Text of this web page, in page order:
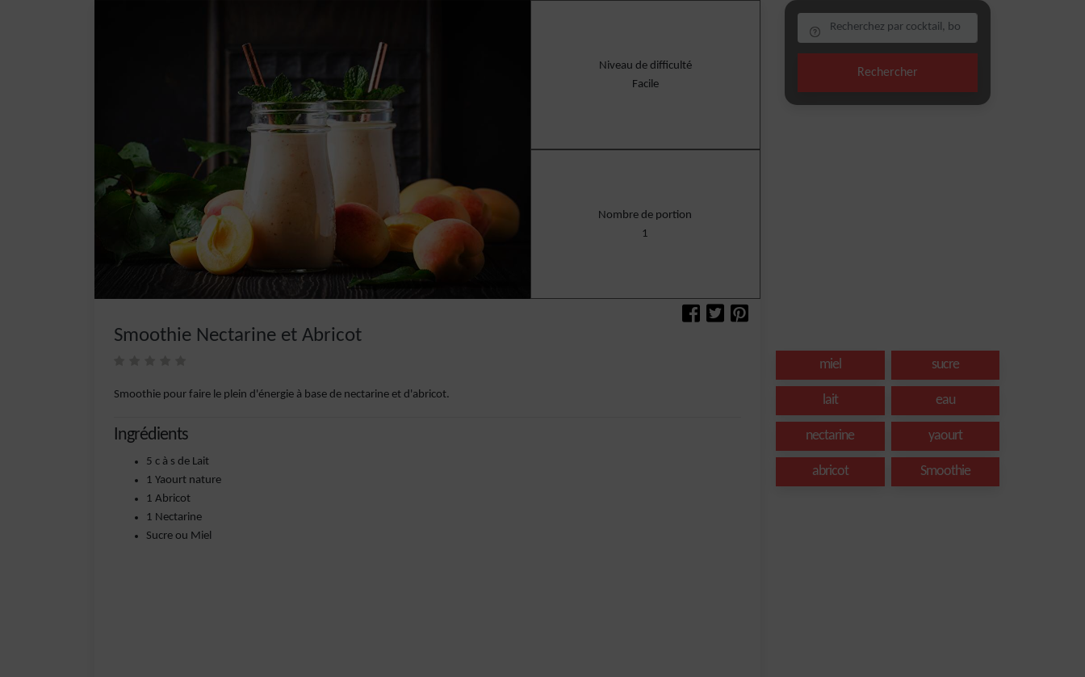
Niveau de difficulté
Facile
Nombre de portion
1
Smoothie Nectarine et Abricot
Smoothie pour faire le plein d'énergie à base de nectarine et d'abricot.
Ingrédients
5 c à s de Lait
1 Yaourt nature
1 Abricot
1 Nectarine
Sucre ou Miel
Rechercher
miel sucre
lait eau
nectarine yaourt
abricot Smoothie